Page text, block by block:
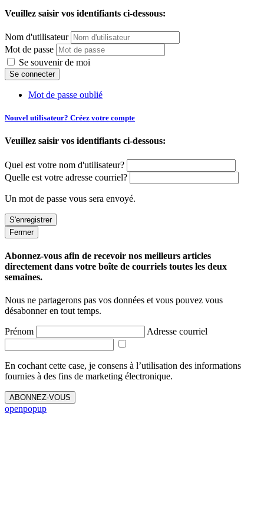
Veuillez saisir vos identifiants ci-dessous:
Nom d'utilisateur
Mot de passe
Se souvenir de moi
Mot de passe oublié
Nouvel utilisateur? Créez votre compte
Veuillez saisir vos identifiants ci-dessous:
Quel est votre nom d'utilisateur?
Quelle est votre adresse courriel?
Un mot de passe vous sera envoyé.
Fermer
Abonnez-vous afin de recevoir nos meilleurs articles
directement dans votre boîte de courriels toutes les deux
semaines.
Nous ne partagerons pas vos données et vous pouvez vous
désabonner en tout temps.
Prénom Adresse courriel
En cochant cette case, je consens à l’utilisation des informations
fournies à des fins de marketing électronique.
ABONNEZ-VOUS
openpopup